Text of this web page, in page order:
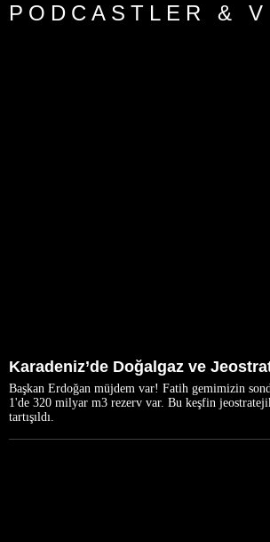
PODCASTLER &
Karadeniz’de Doğalgaz ve
Başkan Erdoğan müjdem var! Fatih gemimizin
1'de 320 milyar m3 rezerv var. Bu keşfin
tartışıldı.